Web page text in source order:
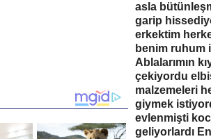
asla
garip
erkektim
benim ruhum
Ablalarımın
çekiyordu
malzemeleri
giymek
evlenmişti
geliyorlardı